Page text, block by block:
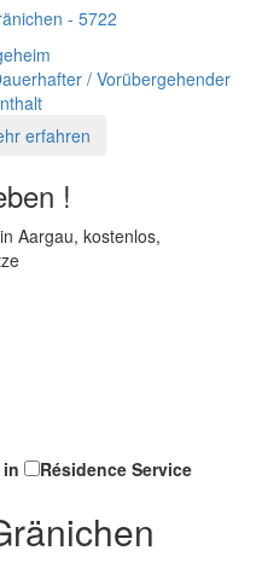
- 5722
/ Vorübergehender
erfahren
!
Aargau, kostenlos,
Résidence Service